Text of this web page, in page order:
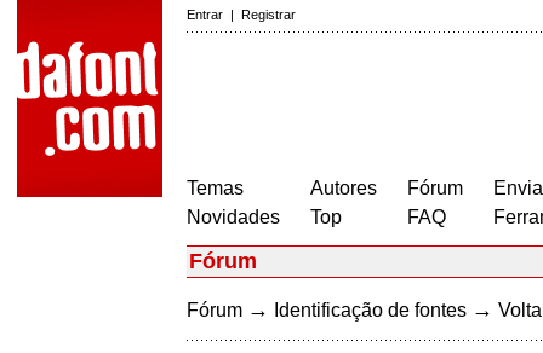
Entrar | Registrar
Temas
Novidades
Autores
Top
Fórum
FAQ
Fórum
Fórum → Identificação de fontes →